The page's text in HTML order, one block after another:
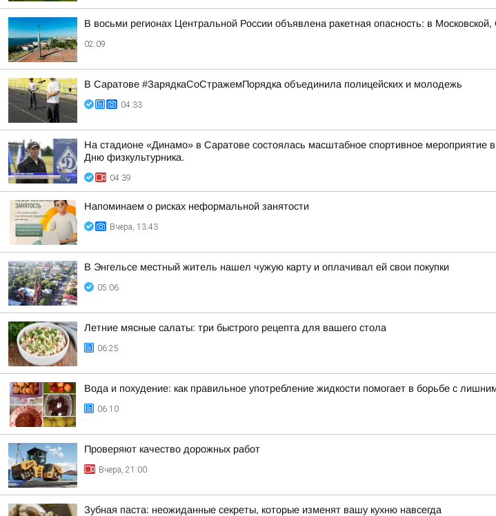
В восьми регионах Центральной России объявлена ракетная опасность: в
02:09
В Саратове #ЗарядкаСоСтражемПорядка объединила полицейских и молодежь
04:33
На стадионе «Динамо» в Саратове состоялась масштабное спортивное
Дню физкультурника.
04:39
Напоминаем о рисках неформальной занятости
Вчера, 13:43
В Энгельсе местный житель нашел чужую карту и оплачивал ей свои покупки
05:06
Летние мясные салаты: три быстрого рецепта для вашего стола
06:25
Вода и похудение: как правильное употребление жидкости помогает в борьбе с
06:10
Проверяют качество дорожных работ
Вчера, 21:00
Зубная паста: неожиданные секреты, которые изменят вашу кухню навсегда